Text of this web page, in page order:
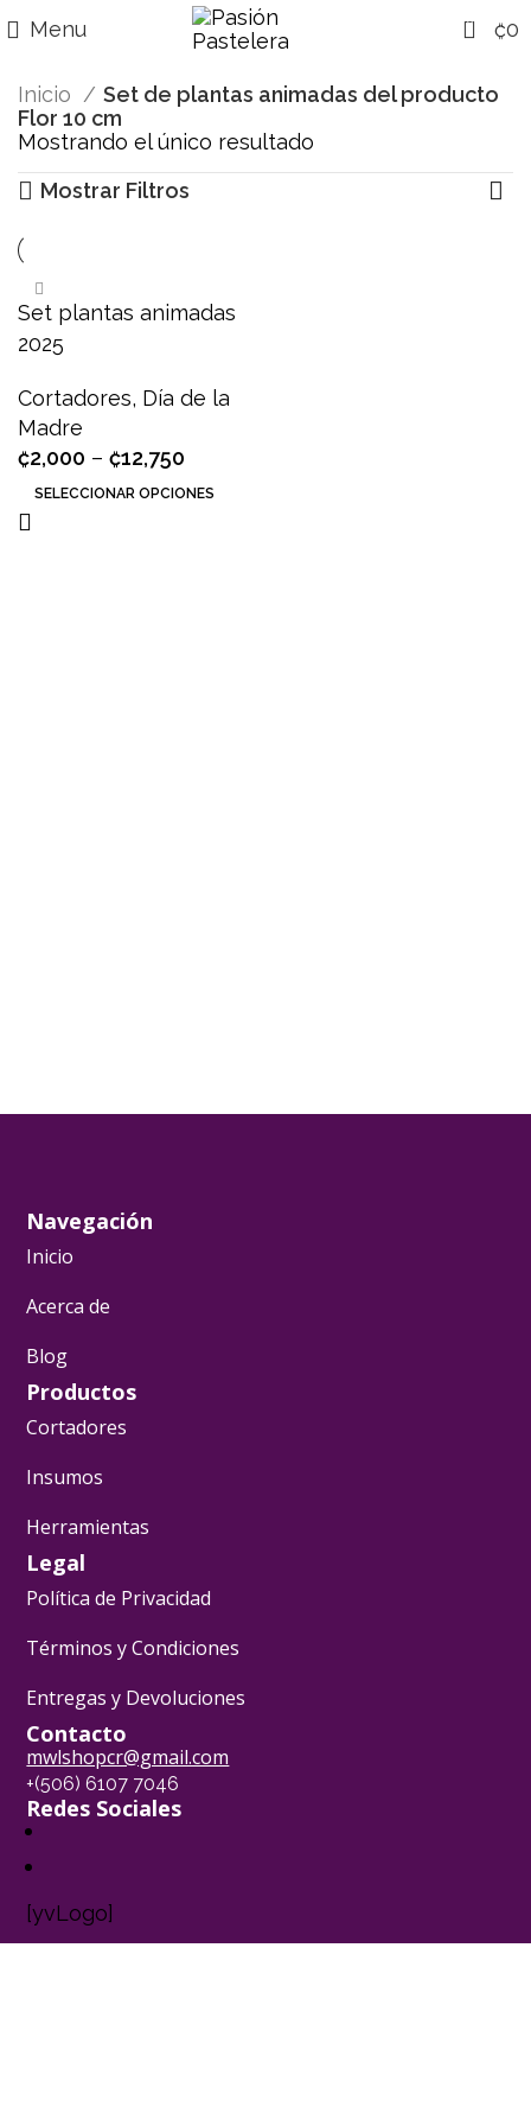
Menu 0 ₡0
Inicio
Set de plantas animadas del producto
Flor 10 cm
Mostrando el único resultado
Mostrar Filtros
Set plantas animadas
2025
Cortadores, Día de la
Madre
₡2,000 – ₡12,750
SELECCIONAR OPCIONES
Navegación
Inicio
Acerca de
Blog
Productos
Cortadores
Insumos
Herramientas
Legal
Política de Privacidad
Términos y Condiciones
Entregas y Devoluciones
Contacto
mwlshopcr@gmail.com
+(506) 6107 7046
Redes Sociales
[yvLogo]